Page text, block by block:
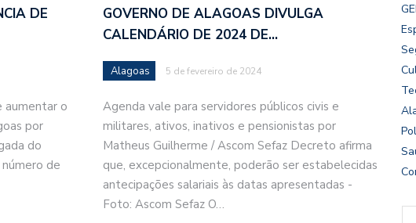
DE
aumentar o
por
do
de
GOVERNO DE ALAGOAS DIVULGA
CALENDÁRIO DE 2024 DE…
Alagoas 5 de fevereiro de 2024
Agenda vale para servidores públicos civis e
militares, ativos, inativos e pensionistas por
Matheus Guilherme / Ascom Sefaz Decreto afirma
que, excepcionalmente, poderão ser estabelecidas
antecipações salariais às datas apresentadas -
Foto: Ascom Sefaz O…